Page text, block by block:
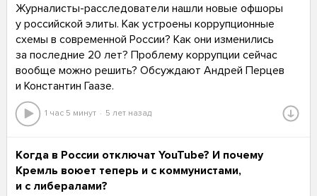
Журналисты-расследователи нашли новые офшоры
у российской элиты. Как устроены коррупционные
схемы в современной России? Как они изменились
за последние 20 лет? Проблему коррупции сейчас
вообще можно решить? Обсуждают Андрей Перцев
и Константин Гаазе.
1 час 5 минут 5 лет назад
Когда в России отключат YouTube? И почему
Кремль воюет теперь и с коммунистами,
и с либералами?